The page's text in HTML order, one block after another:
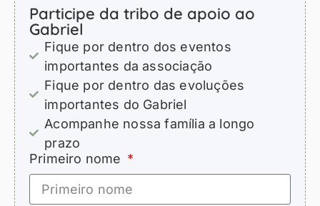
Participe da tribo de apoio ao
Gabriel
Fique por dentro dos eventos
importantes da associação
Fique por dentro das evoluções
importantes do Gabriel
Acompanhe nossa família a longo
prazo
Primeiro nome